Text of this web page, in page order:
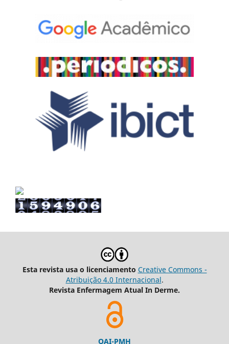
Esta revista usa o licenciamento Creative Commons -
Atribuição 4.0 Internacional.
Revista Enfermagem Atual In Derme.
OAI-PMH